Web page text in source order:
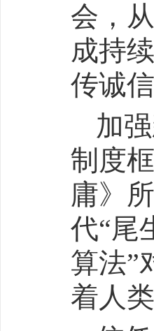
会，
成持
传诚
加
制度
庸》
代“尾
算法”
着人